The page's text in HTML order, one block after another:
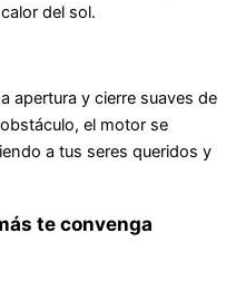
del sol.
apertura y cierre suaves de
el motor se
a tus seres queridos y
te convenga